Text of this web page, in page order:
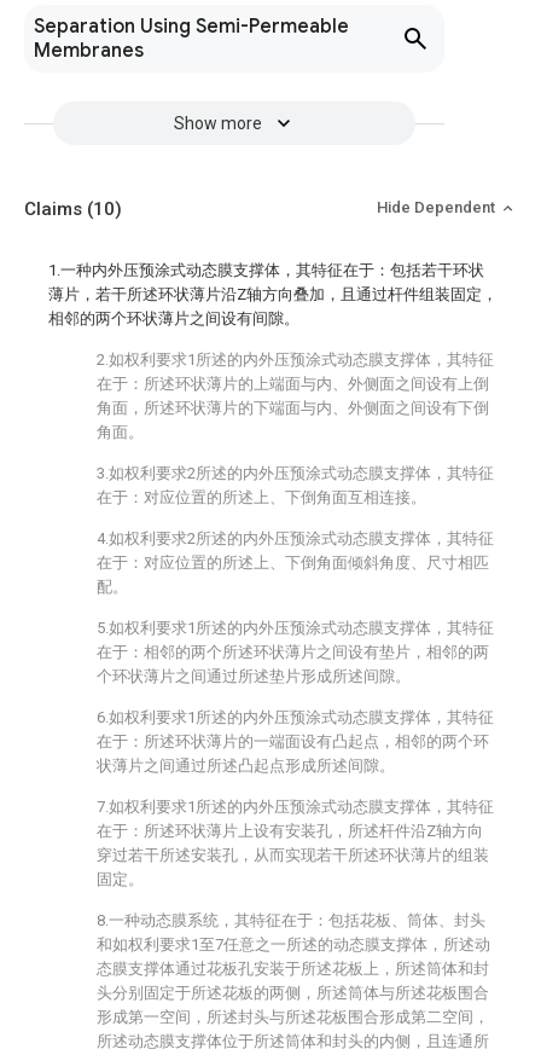
Separation Using Semi-Permeable
Membranes
Show more
Claims (10) Hide Dependent
1.一种内外压预涂式动态膜支撑体，其特征在于：包括若干环状
薄片，若干所述环状薄片沿Z轴方向叠加，且通过杆件组装固定，
相邻的两个环状薄片之间设有间隙。
2.如权利要求1所述的内外压预涂式动态膜支撑体，其特征
在于：所述环状薄片的上端面与内、外侧面之间设有上倒
角面，所述环状薄片的下端面与内、外侧面之间设有下倒
角面。
3.如权利要求2所述的内外压预涂式动态膜支撑体，其特征
在于：对应位置的所述上、下倒角面互相连接。
4.如权利要求2所述的内外压预涂式动态膜支撑体，其特征
在于：对应位置的所述上、下倒角面倾斜角度、尺寸相匹
配。
5.如权利要求1所述的内外压预涂式动态膜支撑体，其特征
在于：相邻的两个所述环状薄片之间设有垫片，相邻的两
个环状薄片之间通过所述垫片形成所述间隙。
6.如权利要求1所述的内外压预涂式动态膜支撑体，其特征
在于：所述环状薄片的一端面设有凸起点，相邻的两个环
状薄片之间通过所述凸起点形成所述间隙。
7.如权利要求1所述的内外压预涂式动态膜支撑体，其特征
在于：所述环状薄片上设有安装孔，所述杆件沿Z轴方向
穿过若干所述安装孔，从而实现若干所述环状薄片的组装
固定。
8.一种动态膜系统，其特征在于：包括花板、筒体、封头
和如权利要求1至7任意之一所述的动态膜支撑体，所述动
态膜支撑体通过花板孔安装于所述花板上，所述筒体和封
头分别固定于所述花板的两侧，所述筒体与所述花板围合
形成第一空间，所述封头与所述花板围合形成第二空间，
所述动态膜支撑体位于所述筒体和封头的内侧，且连通所